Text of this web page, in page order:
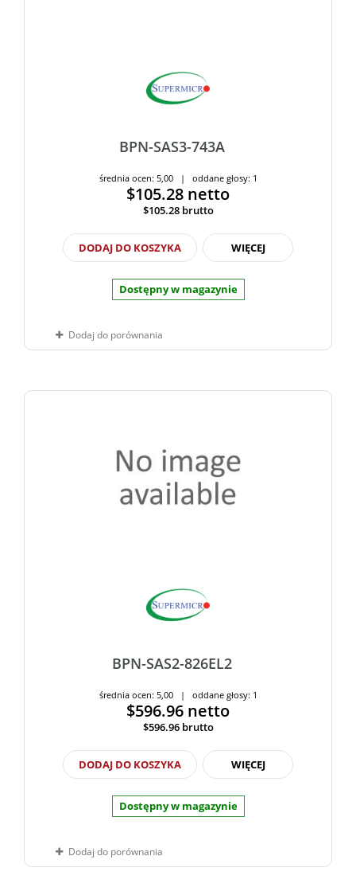
BPN-SAS3-743A
średnia ocen: 5,00 | oddane głosy: 1
$105.28 netto
$105.28 brutto
DODAJ DO KOSZYKA WIĘCEJ
Dostępny w magazynie
Dodaj do porównania
BPN-SAS2-826EL2
średnia ocen: 5,00 | oddane głosy: 1
$596.96 netto
$596.96 brutto
DODAJ DO KOSZYKA WIĘCEJ
Dostępny w magazynie
Dodaj do porównania